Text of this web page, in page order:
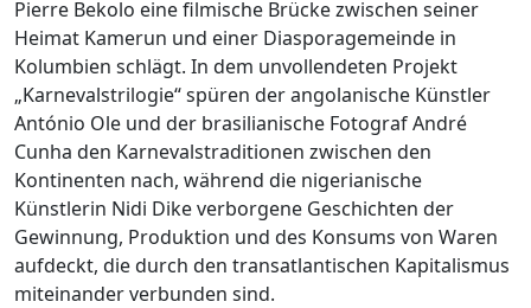
Pierre Bekolo eine filmische Brücke zwischen seiner
Heimat Kamerun und einer Diasporagemeinde in
Kolumbien schlägt. In dem unvollendeten Projekt
„Karnevalstrilogie“ spüren der angolanische Künstler
António Ole und der brasilianische Fotograf André
Cunha den Karnevalstraditionen zwischen den
Kontinenten nach, während die nigerianische
Künstlerin Nidi Dike verborgene Geschichten der
Gewinnung, Produktion und des Konsums von Waren
aufdeckt, die durch den transatlantischen Kapitalismus
miteinander verbunden sind.